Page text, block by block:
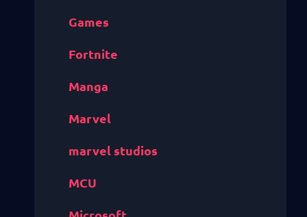
Games
Fortnite
Manga
Marvel
marvel studios
MCU